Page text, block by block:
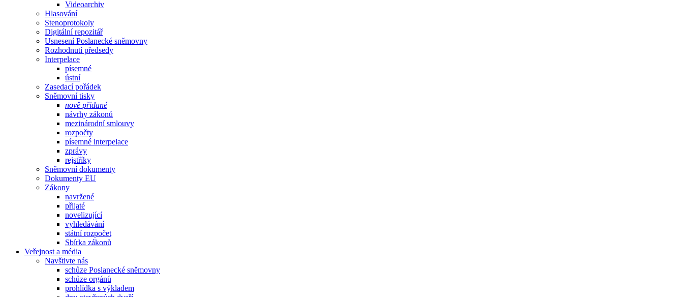
Videoarchiv
Hlasování
Stenoprotokoly
Digitální repozitář
Usnesení Poslanecké sněmovny
Rozhodnutí předsedy
Interpelace
písemné
ústní
Zasedací pořádek
Sněmovní tisky
nově přidané
návrhy zákonů
mezinárodní smlouvy
rozpočty
písemné interpelace
zprávy
rejstříky
Sněmovní dokumenty
Dokumenty EU
Zákony
navržené
přijaté
novelizující
vyhledávání
státní rozpočet
Sbírka zákonů
Veřejnost a média
Navštivte nás
schůze Poslanecké sněmovny
schůze orgánů
prohlídka s výkladem